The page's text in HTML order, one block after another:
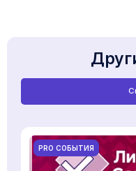
PRO СОБЫТИЯ